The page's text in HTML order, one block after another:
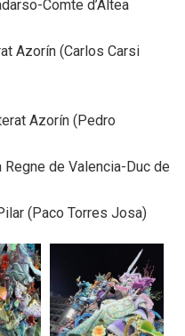
Comte d’Altea
Azorín (Carlos Carsi
Azorín (Pedro
de Valencia-Duc de
(Paco Torres Josa)